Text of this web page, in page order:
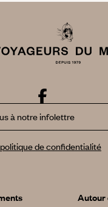
à notre infolettre
de confidentialité
Autour